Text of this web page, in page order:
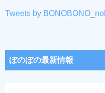
Tweets by
ぼのぼの最新情報